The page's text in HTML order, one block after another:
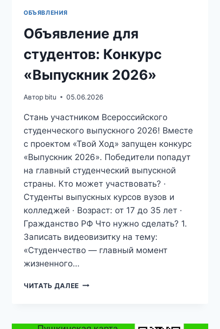
ОБЪЯВЛЕНИЯ
Объявление для
студентов: Конкурс
«Выпускник 2026»
Автор bitu 05.06.2026
Стань участником Всероссийского
студенческого выпускного 2026! Вместе
с проектом «Твой Ход» запущен конкурс
«Выпускник 2026». Победители попадут
на главный студенческий выпускной
страны. Кто может участвовать? ·
Студенты выпускных курсов вузов и
колледжей · Возраст: от 17 до 35 лет ·
Гражданство РФ Что нужно сделать? 1.
Записать видеовизитку на тему:
«Студенчество — главный момент
жизненного…
ЧИТАТЬ ДАЛЕЕ ОБЪЯВЛЕНИЕ
«ВЫПУСКНИК